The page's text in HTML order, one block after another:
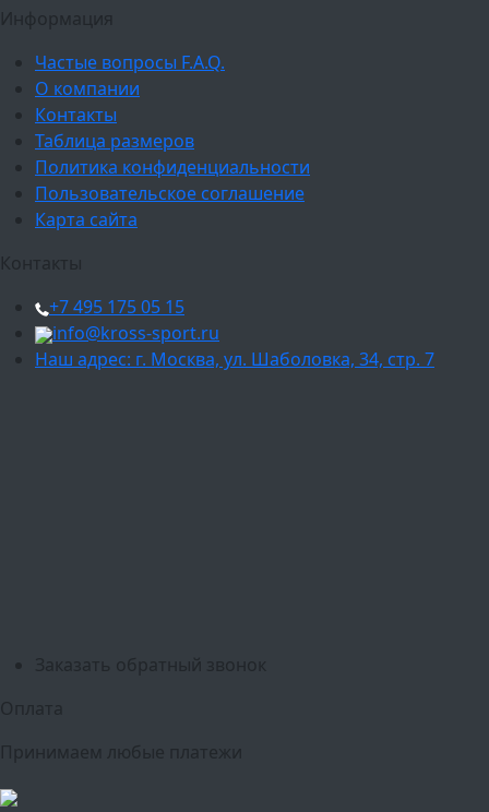
Информация
Частые вопросы F.A.Q.
О компании
Контакты
Таблица размеров
Политика конфиденциальности
Пользовательское соглашение
Карта сайта
Контакты
+7 495 175 05 15
info@kross-sport.ru
Наш адрес: г. Москва, ул. Шаболовка, 34, стр. 7
Заказать обратный звонок
Оплата
Принимаем любые платежи